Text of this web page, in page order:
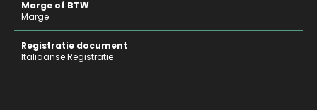
Marge of BTW
Marge
Registratie document
Italiaanse Registratie